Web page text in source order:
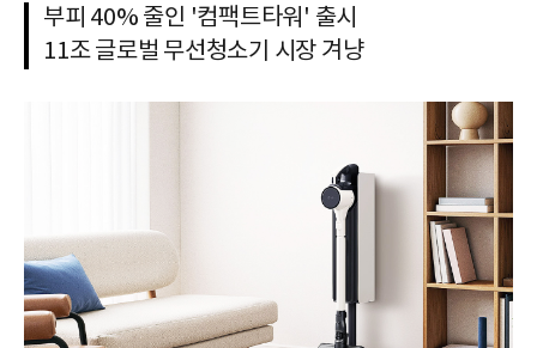
부피 40% 줄인 '컴팩트타워' 출시
11조 글로벌 무선청소기 시장 겨냥